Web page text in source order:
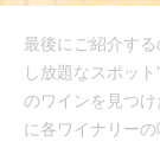
最後にご紹介す
し放題なスポッ
のワインを見つ
に各ワイナリー